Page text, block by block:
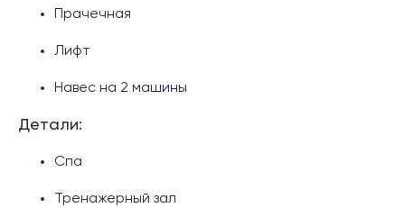
Прачечная
Лифт
Навес на 2 машины
Детали:
Спа
Тренажерный зал